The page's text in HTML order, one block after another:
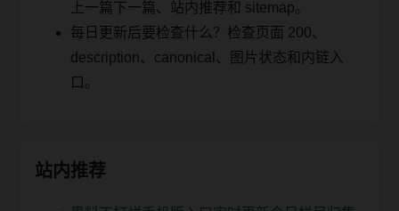
上一篇下一篇、站内推荐和 sitemap。
每日更新后要检查什么？检查页面 200、
description、canonical、图片状态和内链入
口。
站内推荐